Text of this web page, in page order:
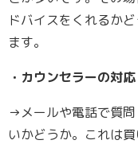
ドバイスをくれるか
ます。
・カウンセラーの対応
→メールや電話で質
いかどうか。これは